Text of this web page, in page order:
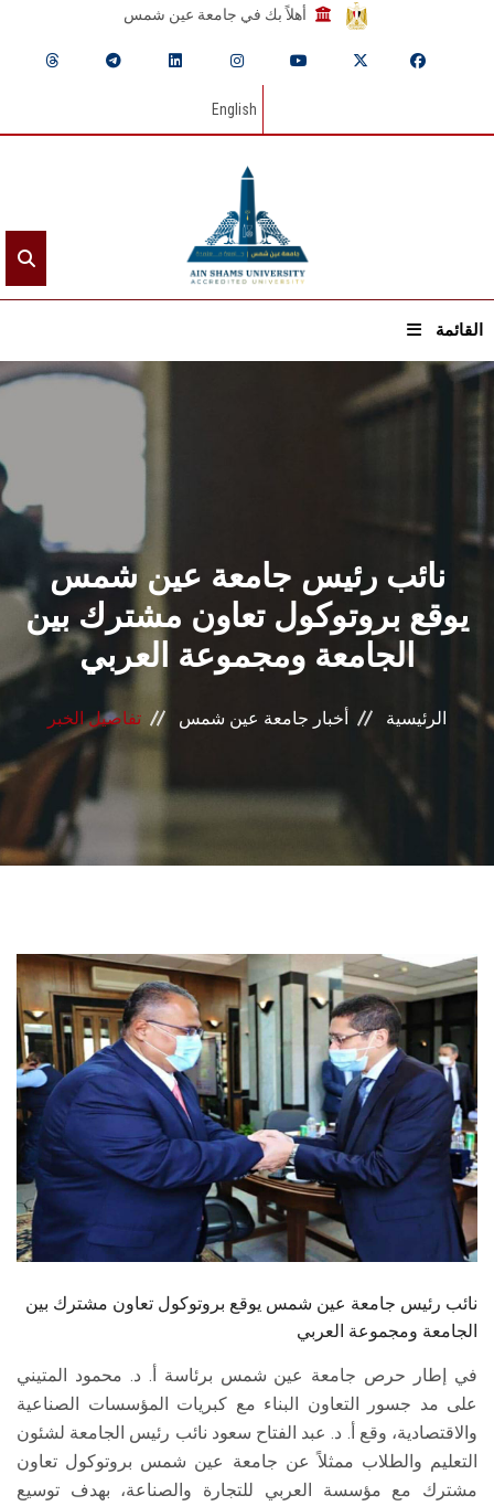
أهلاً بك في جامعة عين شمس
English
القائمة
الرئيسيـة
القطاعـات
الشئون الأكاديمية
البحث العلمي
المراكز والوحدات
الأنظمة الذكية
الطلاب
هيئة التدريس
الدراسات العليا
الخريجين
الموظفون
الزائـرون
نائب رئيس جامعة عين شمس
يوقع بروتوكول تعاون مشترك بين
الجامعة ومجموعة العربي
الرئيسية أخبار جامعة عين شمس تفاصيل الخبر
نائب رئيس جامعة عين شمس يوقع بروتوكول تعاون مشترك بين
الجامعة ومجموعة العربي
في إطار حرص جامعة عين شمس برئاسة أ. د. محمود المتيني
على مد جسور التعاون البناء مع كبريات المؤسسات الصناعية
والاقتصادية، وقع أ. د. عبد الفتاح سعود نائب رئيس الجامعة لشئون
التعليم والطلاب ممثلاً عن جامعة عين شمس بروتوكول تعاون
مشترك مع مؤسسة العربي للتجارة والصناعة، بهدف توسيع